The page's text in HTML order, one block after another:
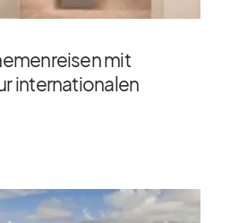
mit
internationalen